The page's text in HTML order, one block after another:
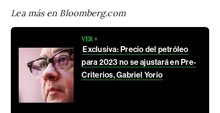
Lea más en Bloomberg.com
VER +
Exclusiva: Precio del petróleo
para 2023 no se ajustará en Pre-
Criterios, Gabriel Yorio